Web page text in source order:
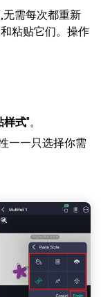
需每次都重新
粘贴它们。操作
样式"。
性——只选择你需